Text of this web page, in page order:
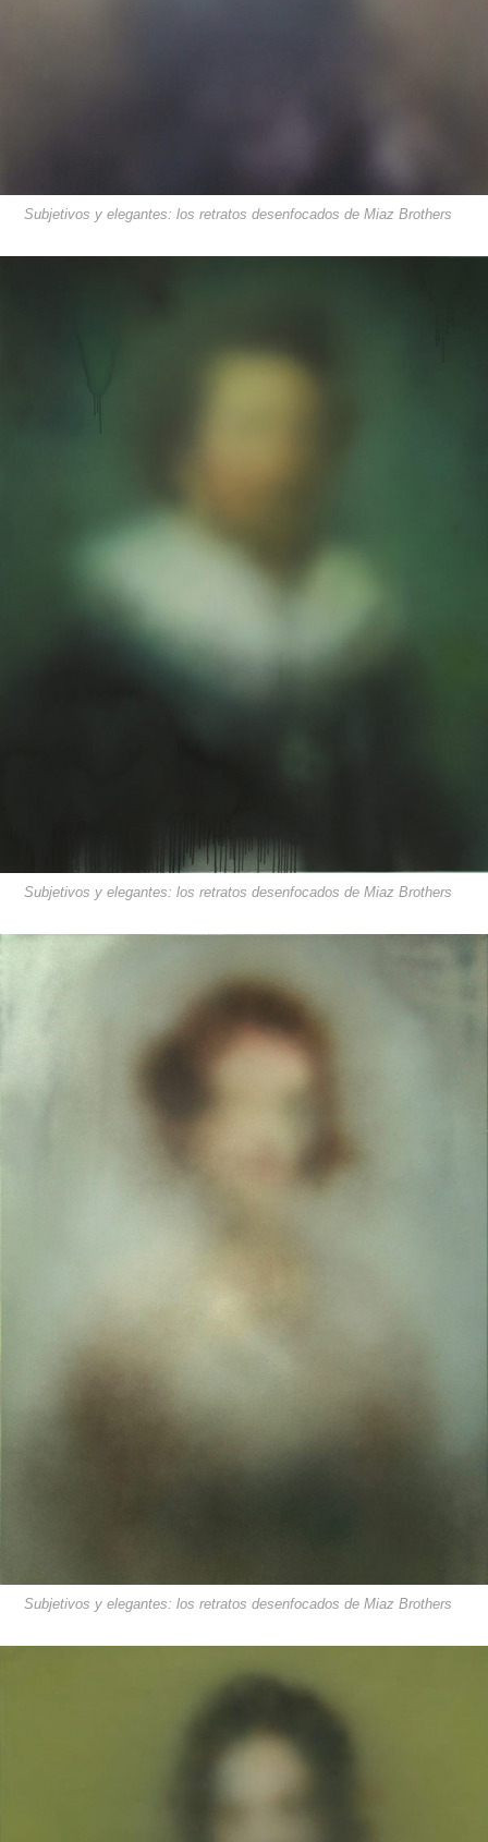
Subjetivos y elegantes: los retratos desenfocados de Miaz Brothers
Subjetivos y elegantes: los retratos desenfocados de Miaz Brothers
Subjetivos y elegantes: los retratos desenfocados de Miaz Brothers